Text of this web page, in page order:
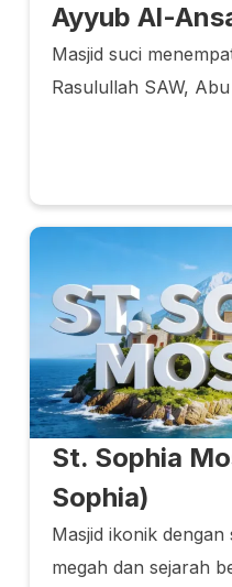
Ayyub Al-
Masjid suci
Rasulullah SAW,
St. Sophia
Sophia)
Masjid ikonik dengan
megah dan sejarah